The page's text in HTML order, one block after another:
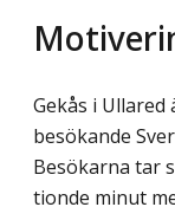
Gekås i
besökande
Besökarna tar
tionde minut